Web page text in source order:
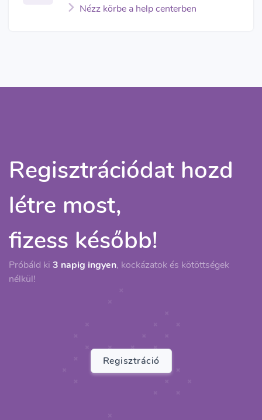
Nézz körbe a help centerben
Regisztrációdat hozd
létre most,
fizess később!
Próbáld ki 3 napig ingyen, kockázatok és kötöttségek
nélkül!
Regisztráció